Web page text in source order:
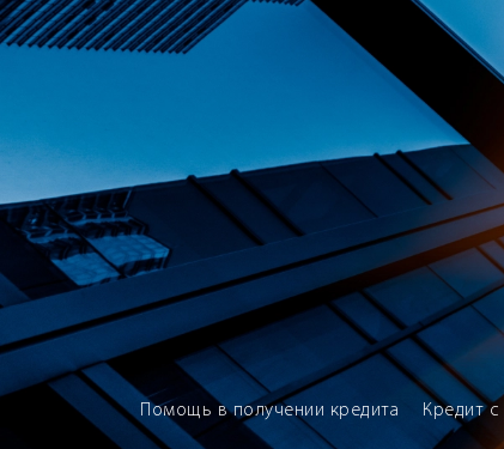
Brokery365 - Рейтинг
Помощь в получении кредита Кредит